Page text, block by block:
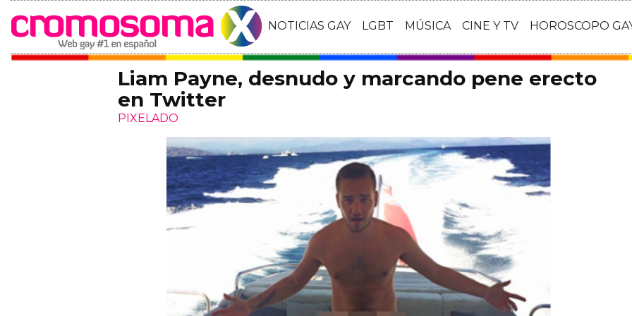
NOTICIAS GAY LGBT MÚSICA CINE Y TV HOROSCOPO
Liam Payne, desnudo y marcando pene erecto
en Twitter
PIXELADO